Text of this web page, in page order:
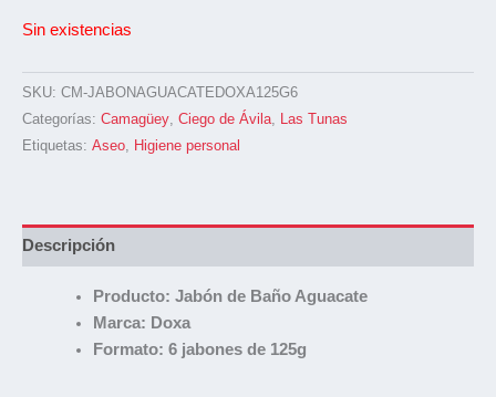
Sin existencias
SKU: CM-JABONAGUACATEDOXA125G6
Categorías: Camagüey, Ciego de Ávila, Las Tunas
Etiquetas: Aseo, Higiene personal
Descripción
Producto: Jabón de Baño Aguacate
Marca: Doxa
Formato: 6 jabones de 125g